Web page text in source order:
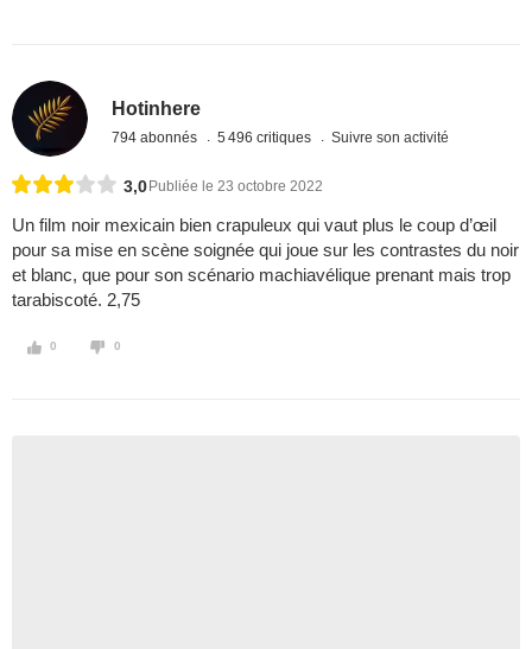
Hotinhere
794 abonnés 5 496 critiques Suivre son activité
3,0 Publiée le 23 octobre 2022
Un film noir mexicain bien crapuleux qui vaut plus le coup d’œil
pour sa mise en scène soignée qui joue sur les contrastes du noir
et blanc, que pour son scénario machiavélique prenant mais trop
tarabiscoté. 2,75
0 0